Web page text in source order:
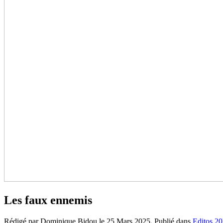
Les faux ennemis
Rédigé par Dominique Bidou le 25 Mars 2025. Publié dans Editos